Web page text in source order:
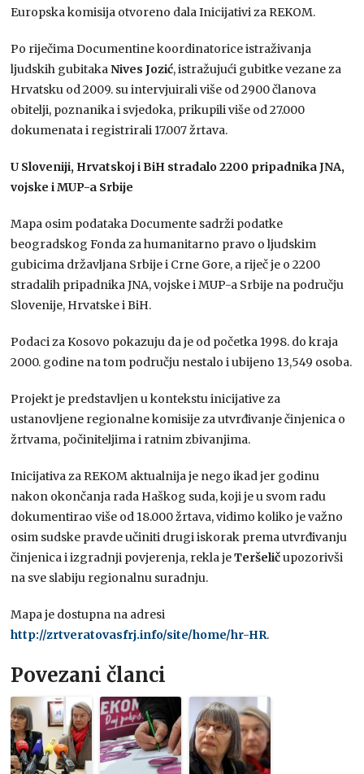
Europska komisija otvoreno dala Inicijativi za REKOM.
Po riječima Documentine koordinatorice istraživanja
ljudskih gubitakaNives Jozić, istražujući gubitke vezane za
Hrvatsku od 2009. su intervjuirali više od 2900 članova
obitelji, poznanika i svjedoka, prikupili više od 27.000
dokumenata i registrirali 17.007 žrtava.
U Sloveniji, Hrvatskoj i BiH stradalo 2200 pripadnika JNA,
vojske i MUP-a Srbije
Mapa osim podataka Documente sadrži podatke
beogradskog Fonda za humanitarno pravo o ljudskim
gubicima državljana Srbije i Crne Gore, a riječ je o 2200
stradalih pripadnika JNA, vojske i MUP-a Srbije na području
Slovenije, Hrvatske i BiH.
Podaci za Kosovo pokazuju da je od početka 1998. do kraja
2000. godine na tom području nestalo i ubijeno 13,549 osoba.
Projekt je predstavljen u kontekstu inicijative za
ustanovljene regionalne komisije za utvrđivanje činjenica o
žrtvama, počiniteljima i ratnim zbivanjima.
Inicijativa za REKOM aktualnija je nego ikad jer godinu
nakon okončanja rada Haškog suda, koji je u svom radu
dokumentirao više od 18.000 žrtava, vidimo koliko je važno
osim sudske pravde učiniti drugi iskorak prema utvrđivanju
činjenica i izgradnji povjerenja, rekla jeTeršeličupozorivši
na sve slabiju regionalnu suradnju.
Mapa je dostupna na adresi
http://zrtveratovasfrj.info/site/home/hr-HR.
Povezani članci